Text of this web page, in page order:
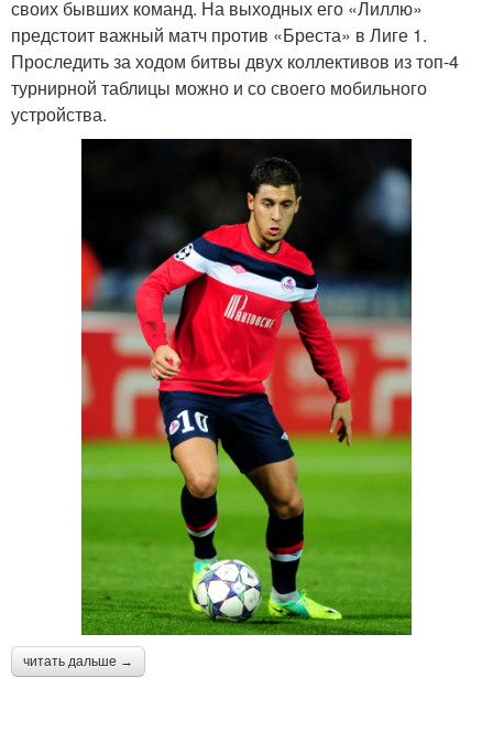
своих бывших команд. На выходных его «Лиллю»
предстоит важный матч против «Бреста» в Лиге 1.
Проследить за ходом битвы двух коллективов из топ-4
турнирной таблицы можно и со своего мобильного
устройства.
читать дальше →